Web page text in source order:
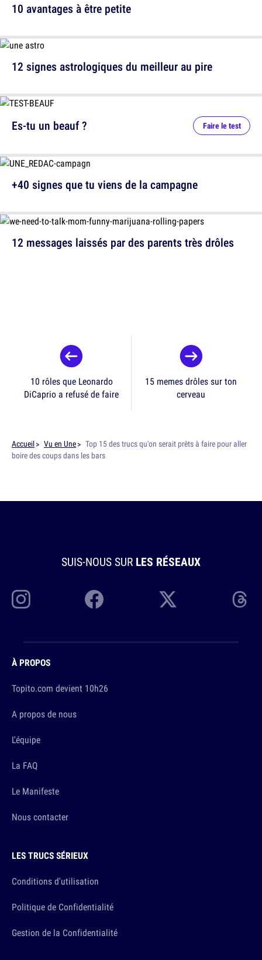
10 avantages à être petite
12 signes astrologiques du meilleur au pire
12 messages laissés par des parents très drôles
Es-tu un beauf ? Faire le test
+40 signes que tu viens de la campagne
10 rôles que Leonardo
DiCaprio a refusé de faire
15 memes drôles sur ton
cerveau
Accueil Vu en Une
Top 15 des trucs qu'on serait prêts à faire pour aller
boire des coups dans les bars
SUIS-NOUS SUR LES RÉSEAUX
À PROPOS
Topito.com devient 10h26
A propos de nous
L'équipe
La FAQ
Le Manifeste
Nous contacter
LES TRUCS SÉRIEUX
Conditions d'utilisation
Politique de Confidentialité
Gestion de la Confidentialité